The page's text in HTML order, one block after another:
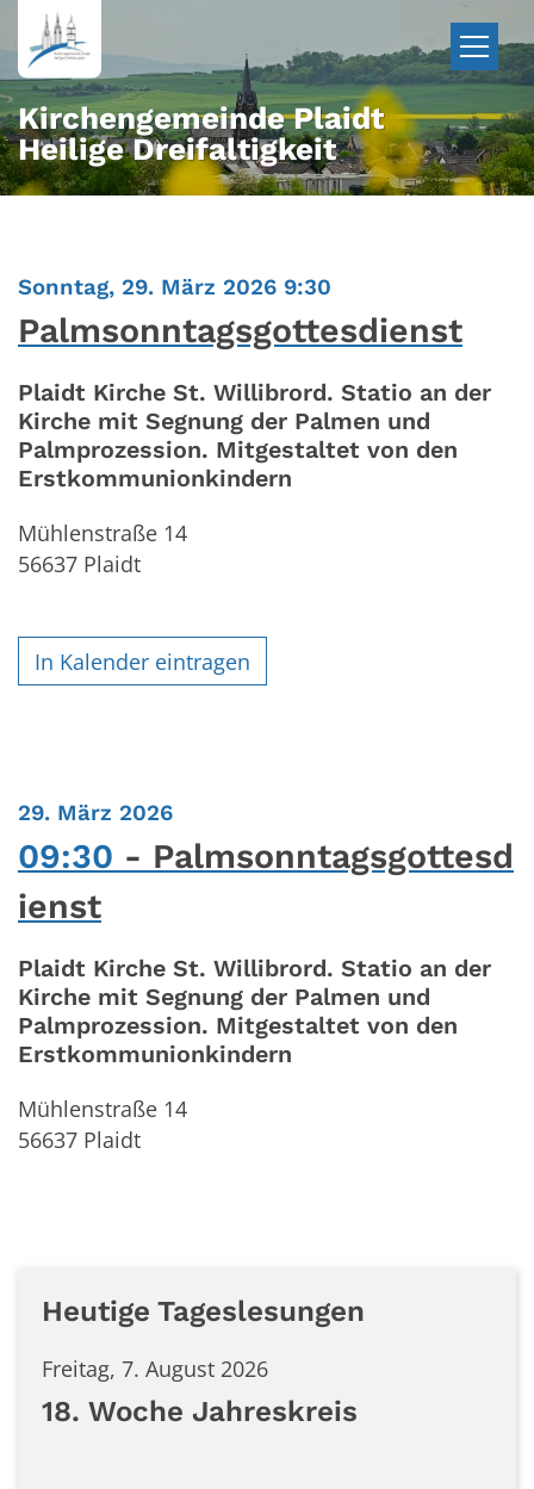
Zum Inhalt springen
Kirchengemeinde Plaidt
Heilige Dreifaltigkeit
Sonntag, 29. März 2026 9:30
Palmsonntagsgottesdienst
Plaidt Kirche St. Willibrord. Statio an der
Kirche mit Segnung der Palmen und
Palmprozession. Mitgestaltet von den
Erstkommunionkindern
Mühlenstraße 14
56637 Plaidt
In Kalender eintragen
29. März 2026:
09:30
Palmsonntagsgottesd
ienst
Plaidt Kirche St. Willibrord. Statio an der
Kirche mit Segnung der Palmen und
Palmprozession. Mitgestaltet von den
Erstkommunionkindern
Mühlenstraße 14
56637 Plaidt
Heutige Tageslesungen
Freitag, 7. August 2026
18. Woche Jahreskreis